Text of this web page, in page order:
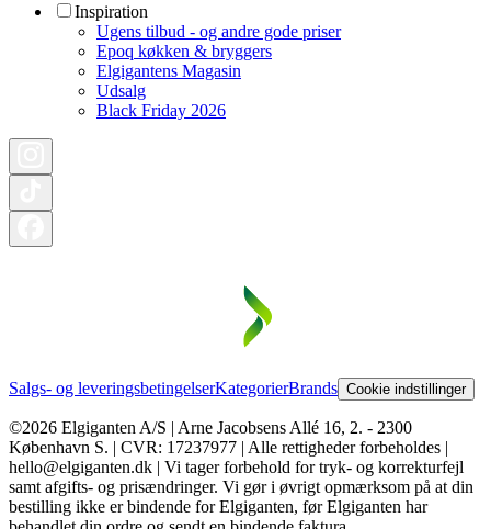
Inspiration
Ugens tilbud - og andre gode priser
Epoq køkken & bryggers
Elgigantens Magasin
Udsalg
Black Friday 2026
Salgs- og leveringsbetingelserKategorierBrands Cookie indstillinger
©2026 Elgiganten A/S | Arne Jacobsens Allé 16, 2. - 2300
København S. | CVR: 17237977 | Alle rettigheder forbeholdes |
hello@elgiganten.dk | Vi tager forbehold for tryk- og korrekturfejl
samt afgifts- og prisændringer. Vi gør i øvrigt opmærksom på at din
bestilling ikke er bindende for Elgiganten, før Elgiganten har